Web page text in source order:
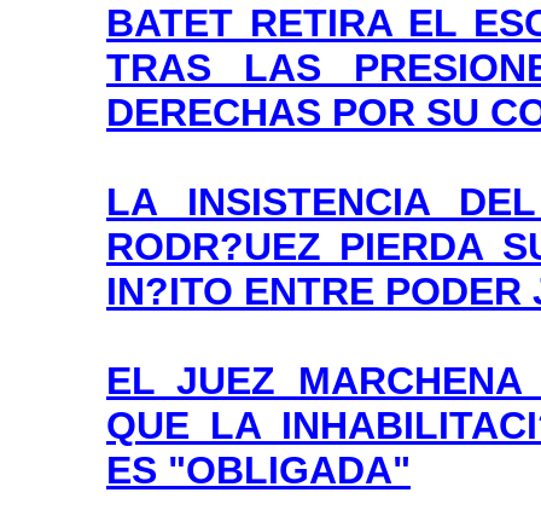
BATET RETIRA EL
TRAS LAS
DERECHAS POR SU
LA INSISTENCIA
RODR?UEZ PIERDA
IN?ITO ENTRE
EL JUEZ MARCHENA
QUE LA
ES "OBLIGADA"